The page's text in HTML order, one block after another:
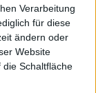
Verarbeitung
für diese
ändern oder
Website
Schaltfläche
2012 die
Damit war sie
und Doppel
den US